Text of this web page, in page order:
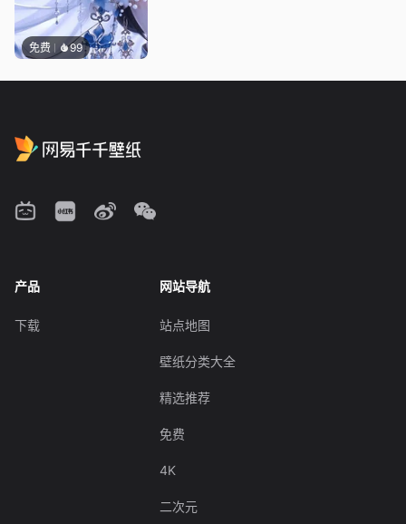
免费 99
产品
下载
网站导航
站点地图
壁纸分类大全
精选推荐
免费
4K
二次元